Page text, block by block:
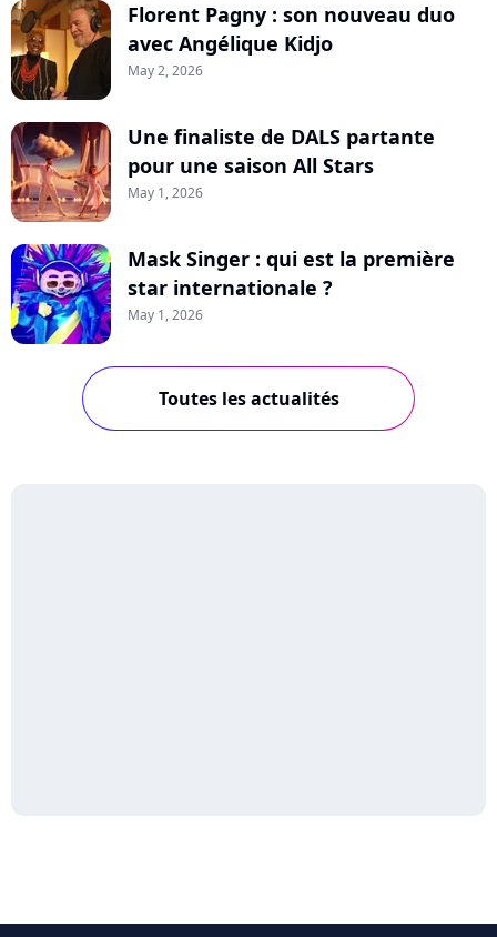
Florent Pagny : son nouveau duo
avec Angélique Kidjo
May 2, 2026
Une finaliste de DALS partante
pour une saison All Stars
May 1, 2026
Mask Singer : qui est la première
star internationale ?
May 1, 2026
Toutes les actualités